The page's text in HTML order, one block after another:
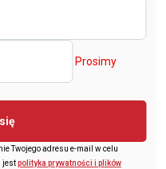
Prosimy
Twojego adresu e-mail w celu
jestpolityka prywatności i plików